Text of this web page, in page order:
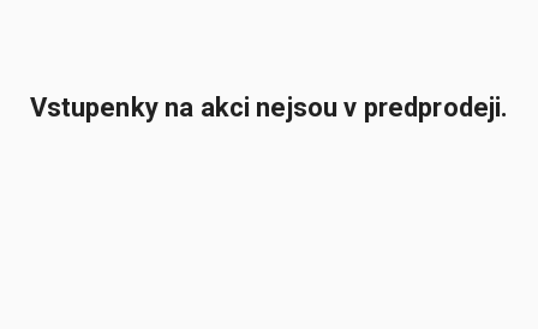
Vstupenky na akci nejsou v predprodeji.